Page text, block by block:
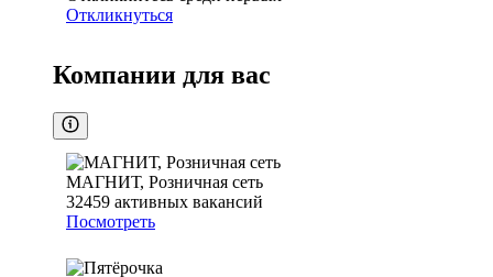
Откликнуться
Компании для вас
МАГНИТ, Розничная сеть
32459 активных вакансий
Посмотреть